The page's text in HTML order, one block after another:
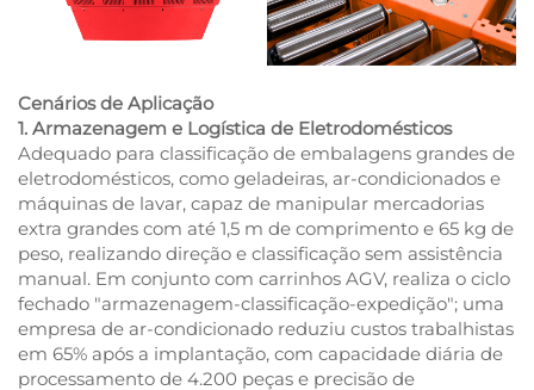
Cenários de Aplicação
1. Armazenagem e Logística de Eletrodomésticos
Adequado para classificação de embalagens grandes de
eletrodomésticos, como geladeiras, ar-condicionados e
máquinas de lavar, capaz de manipular mercadorias
extra grandes com até 1,5 m de comprimento e 65 kg de
peso, realizando direção e classificação sem assistência
manual. Em conjunto com carrinhos AGV, realiza o ciclo
fechado "armazenagem-classificação-expedição"; uma
empresa de ar-condicionado reduziu custos trabalhistas
em 65% após a implantação, com capacidade diária de
processamento de 4.200 peças e precisão de